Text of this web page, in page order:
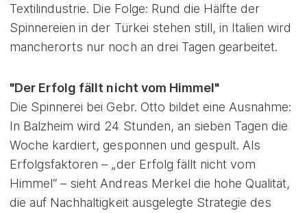
Textilindustrie. Die Folge: Rund die Hälfte der
Spinnereien in der Türkei stehen still, in Italien wird
mancherorts nur noch an drei Tagen gearbeitet.
"Der Erfolg fällt nicht vom Himmel"
Die Spinnerei bei Gebr. Otto bildet eine Ausnahme:
In Balzheim wird 24 Stunden, an sieben Tagen die
Woche kardiert, gesponnen und gespult. Als
Erfolgsfaktoren – „der Erfolg fällt nicht vom
Himmel“ – sieht Andreas Merkel die hohe Qualität,
die auf Nachhaltigkeit ausgelegte Strategie des